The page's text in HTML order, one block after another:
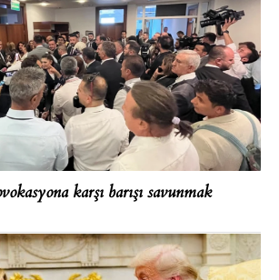
karşı barışı savunmak